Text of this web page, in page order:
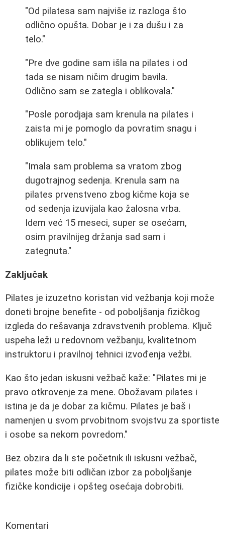
"Od pilatesa sam najviše iz razloga što
odlično opušta. Dobar je i za dušu i za
telo."
"Pre dve godine sam išla na pilates i od
tada se nisam ničim drugim bavila.
Odlično sam se zategla i oblikovala."
"Posle porodjaja sam krenula na pilates i
zaista mi je pomoglo da povratim snagu i
oblikujem telo."
"Imala sam problema sa vratom zbog
dugotrajnog sedenja. Krenula sam na
pilates prvenstveno zbog kičme koja se
od sedenja izuvijala kao žalosna vrba.
Idem već 15 meseci, super se osećam,
osim pravilnijeg držanja sad sam i
zategnuta."
Zaključak
Pilates je izuzetno koristan vid vežbanja koji može
doneti brojne benefite - od poboljšanja fizičkog
izgleda do rešavanja zdravstvenih problema. Ključ
uspeha leži u redovnom vežbanju, kvalitetnom
instruktoru i pravilnoj tehnici izvođenja vežbi.
Kao što jedan iskusni vežbač kaže: "Pilates mi je
pravo otkrovenje za mene. Obožavam pilates i
istina je da je dobar za kičmu. Pilates je baš i
namenjen u svom prvobitnom svojstvu za sportiste
i osobe sa nekom povredom."
Bez obzira da li ste početnik ili iskusni vežbač,
pilates može biti odličan izbor za poboljšanje
fizičke kondicije i opšteg osećaja dobrobiti.
Komentari